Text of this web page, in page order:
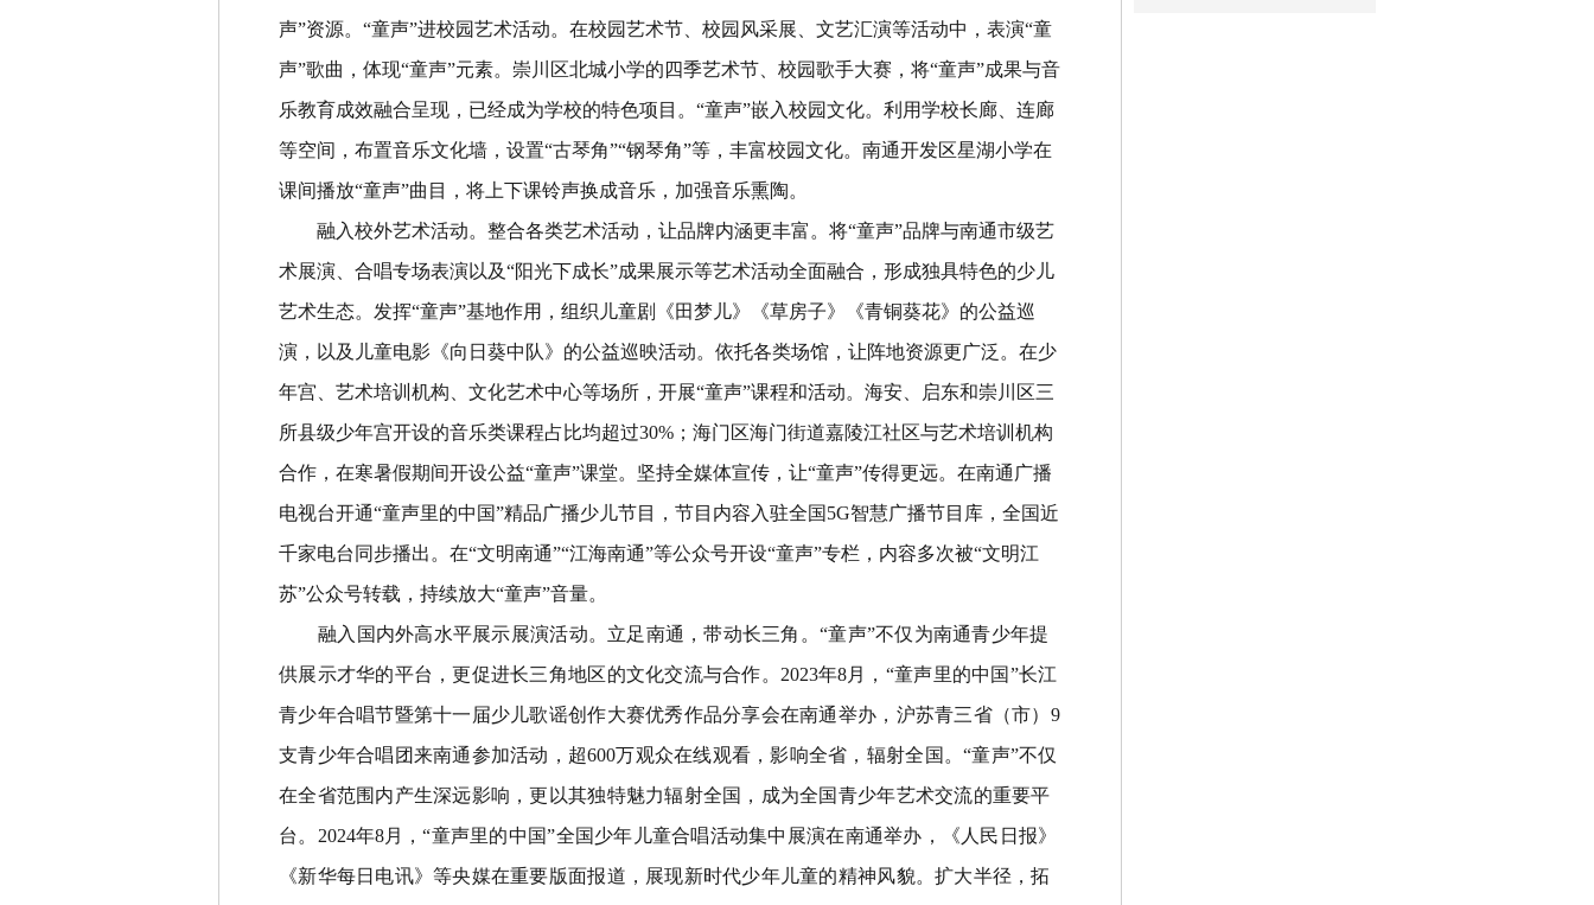
声”资源。 “童声”进校园艺术活动。在校园艺术节、校园风采展、文艺汇演等活动中，表演“童
声”歌曲，体现“童声”元素。崇川区北城小学的四季艺术节、校园歌手大赛，将“童声”成果与音
乐教育成效融合呈现，已经成为学校的特色项目。 “童声”嵌入校园文化。利用学校长廊、连廊
等空间，布置音乐文化墙，设置“古琴角”“钢琴角”等，丰富校园文化。南通开发区星湖小学在
课间播放“童声”曲目，将上下课铃声换成音乐，加强音乐熏陶。
融入校外艺术活动。 整合各类艺术活动，让品牌内涵更丰富。将“童声”品牌与南通市级艺
术展演、合唱专场表演以及“阳光下成长”成果展示等艺术活动全面融合，形成独具特色的少儿
艺术生态。发挥“童声”基地作用，组织儿童剧《田梦儿》《草房子》《青铜葵花》的公益巡
演，以及儿童电影《向日葵中队》的公益巡映活动。依托各类场馆，让阵地资源更广泛。在少
年宫、艺术培训机构、文化艺术中心等场所，开展“童声”课程和活动。海安、启东和崇川区三
所县级少年宫开设的音乐类课程占比均超过30% ；海门区海门街道嘉陵江社区与艺术培训机构
合作，在寒暑假期间开设公益“童声”课堂。坚持全媒体宣传，让“童声”传得更远。在南通广播
电视台开通“童声里的中国”精品广播少儿节目，节目内容入驻全国 5G智慧广播节目库，全国近
千家电台同步播出。在“文明南通”“江海南通”等公众号开设“童声”专栏，内容多次被“文明江
苏”公众号转载，持续放大“童声”音量。
融入国内外高水平展示展演活动。 立足南通，带动长三角。 “童声”不仅为南通青少年提
供展示才华的平台，更促进长三角地区的文化交流与合作。 2023年8月， “童声里的中国 ”长江
青少年合唱节暨第十一届少儿歌谣创作大赛优秀作品分享会在南通举办，沪苏青三省（市） 9
支青少年合唱团来南通参加活动，超600万观众在线观看，影响全省，辐射全国。“童声”不仅
在全省范围内产生深远影响，更以其独特魅力辐射全国，成为全国青少年艺术交流的重要平
台。 2024年8月，“童声里的中国”全国少年儿童合唱活动集中展演在南通举办，《人民日报》
《新华每日电讯》等央媒在重要版面报道，展现新时代少年儿童的精神风貌。扩大半径，拓